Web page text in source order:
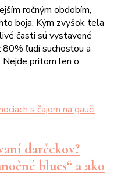
ročným obdobím,
boja. Kým zvyšok tela
časti sú vystavené
80% ľudí suchosťou a
pritom len o
darčekov?
blues“ a ako